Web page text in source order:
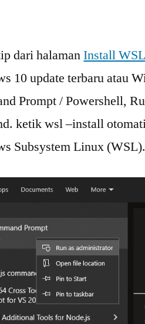
dari halamanInstall
10 update terbaru atau
Prompt / Powershell,
ketik wsl –install
Subsystem Linux